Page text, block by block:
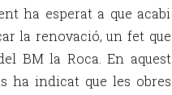
ha esperat a que acabi
la renovació, un fet que
BM la Roca. En aquest
ha indicat que les obres